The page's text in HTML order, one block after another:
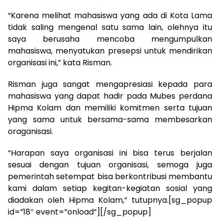
“Karena melihat mahasiswa yang ada di Kota Lama
tidak saling mengenal satu sama lain, olehnya itu
saya berusaha mencoba mengumpulkan
mahasiswa, menyatukan presepsi untuk mendirikan
organisasi ini,” kata Risman.
Risman juga sangat mengapresiasi kepada para
mahasiswa yang dapat hadir pada Mubes perdana
Hipma Kolam dan memiliki komitmen serta tujuan
yang sama untuk bersama-sama membesarkan
oraganisasi.
“Harapan saya organisasi ini bisa terus berjalan
sesuai dengan tujuan organisasi, semoga juga
pemerintah setempat bisa berkontribusi membantu
kami dalam setiap kegitan-kegiatan sosial yang
diadakan oleh Hipma Kolam,” tutupnya.[sg_popup
id=”18″ event=”onload”][/sg_popup]